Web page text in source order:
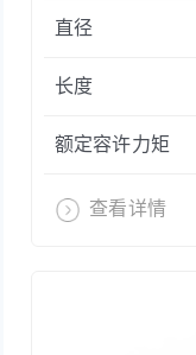
直径
长度
额定容许力矩
查看详情